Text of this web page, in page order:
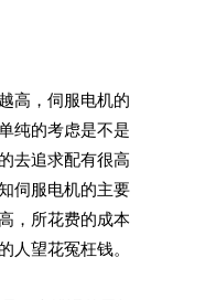
高，伺服电机的
纯的考虑是不是
去追求配有很高
伺服电机的主要
，所花费的成本
人望花冤枉钱。